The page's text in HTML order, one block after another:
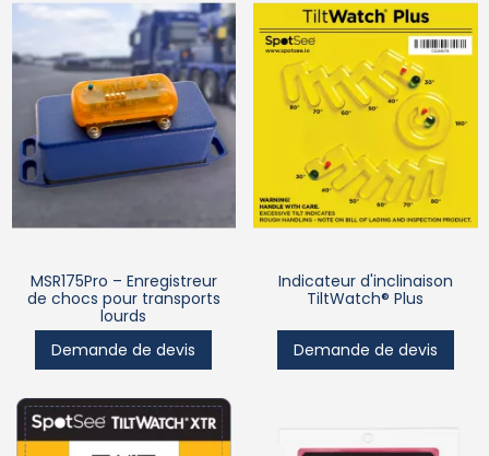
MSR175Pro – Enregistreur
de chocs pour transports
lourds
Demande de devis
Indicateur d'inclinaison
TiltWatch® Plus
Demande de devis